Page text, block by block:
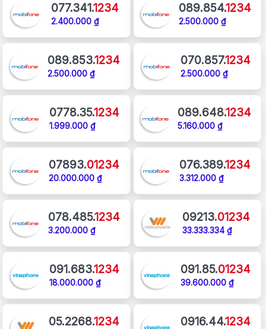
077.341.1234
2.400.000 ₫
089.854.1234
2.500.000 ₫
089.853.1234
2.500.000 ₫
070.857.1234
2.500.000 ₫
0778.35.1234
1.999.000 ₫
089.648.1234
5.160.000 ₫
07893.01234
20.000.000 ₫
076.389.1234
3.312.000 ₫
078.485.1234
3.200.000 ₫
09213.01234
33.333.334 ₫
091.683.1234
18.000.000 ₫
091.85.01234
39.600.000 ₫
05.2268.1234 0916.44.1234